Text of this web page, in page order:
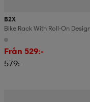
B2X
Bike Rack With Roll-On
Från 529:-
579:-